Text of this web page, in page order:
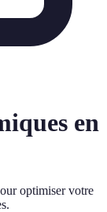
en
optimiser votre